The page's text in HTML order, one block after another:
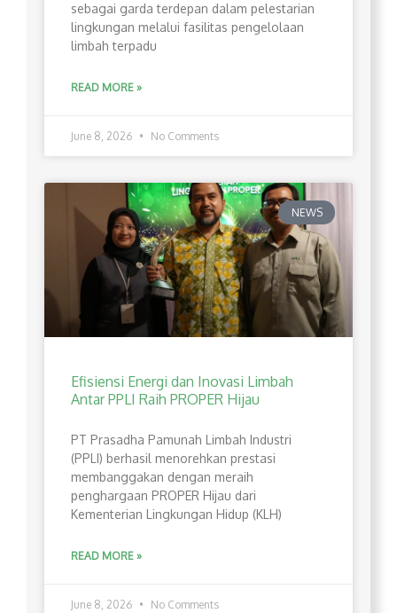
sebagai garda terdepan dalam pelestarian
lingkungan melalui fasilitas pengelolaan
limbah terpadu
READ MORE »
June 8, 2026 No Comments
NEWS
Efisiensi Energi dan Inovasi Limbah
Antar PPLI Raih PROPER Hijau
PT Prasadha Pamunah Limbah Industri
(PPLI) berhasil menorehkan prestasi
membanggakan dengan meraih
penghargaan PROPER Hijau dari
Kementerian Lingkungan Hidup (KLH)
READ MORE »
June 8, 2026 No Comments